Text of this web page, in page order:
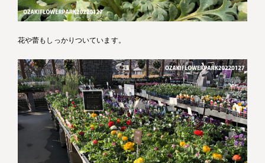
花や蕾もしっかりついています。